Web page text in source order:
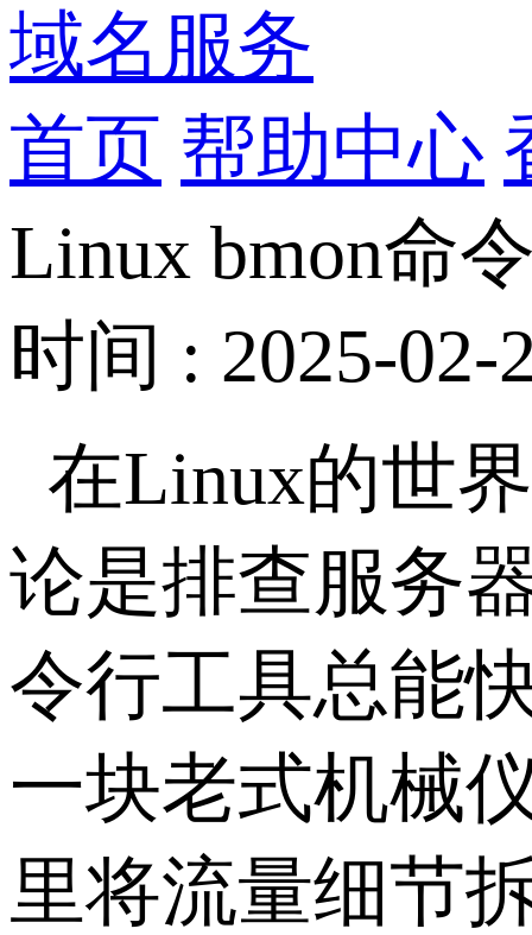
域名服务
首页 帮助中心
Linux bmon命
时间 : 2025-02-
在Linux的世
论是排查服务
令行工具总能
一块老式机械
里将流量细节